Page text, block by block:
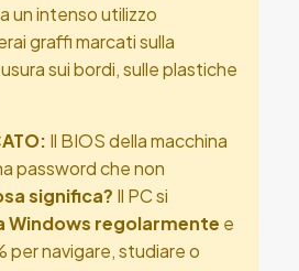
un intenso utilizzo
graffi marcati sulla
sui bordi, sulle plastiche
Il BIOS della macchina
password che non
significa? Il PC si
Windows regolarmente e
per navigare, studiare o